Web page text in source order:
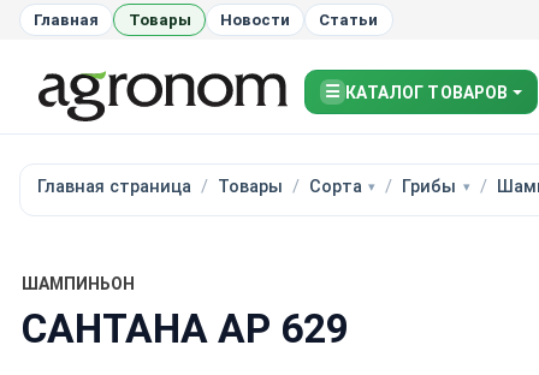
Главная Товары Новости Статьи
☰ КАТАЛОГ ТОВАРОВ
Главная страница Товары Сорта Грибы
ШАМПИНЬОН
САНТАНА АР 629